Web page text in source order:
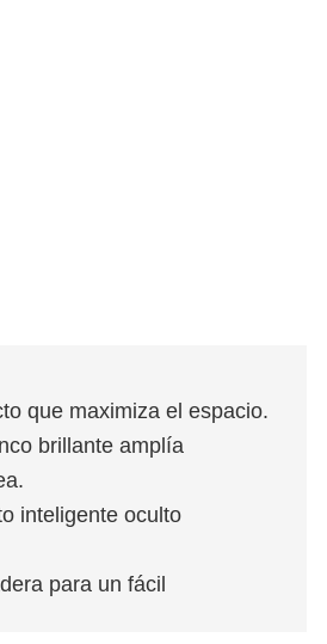
que maximiza el espacio.
brillante amplía
inteligente oculto
para un fácil